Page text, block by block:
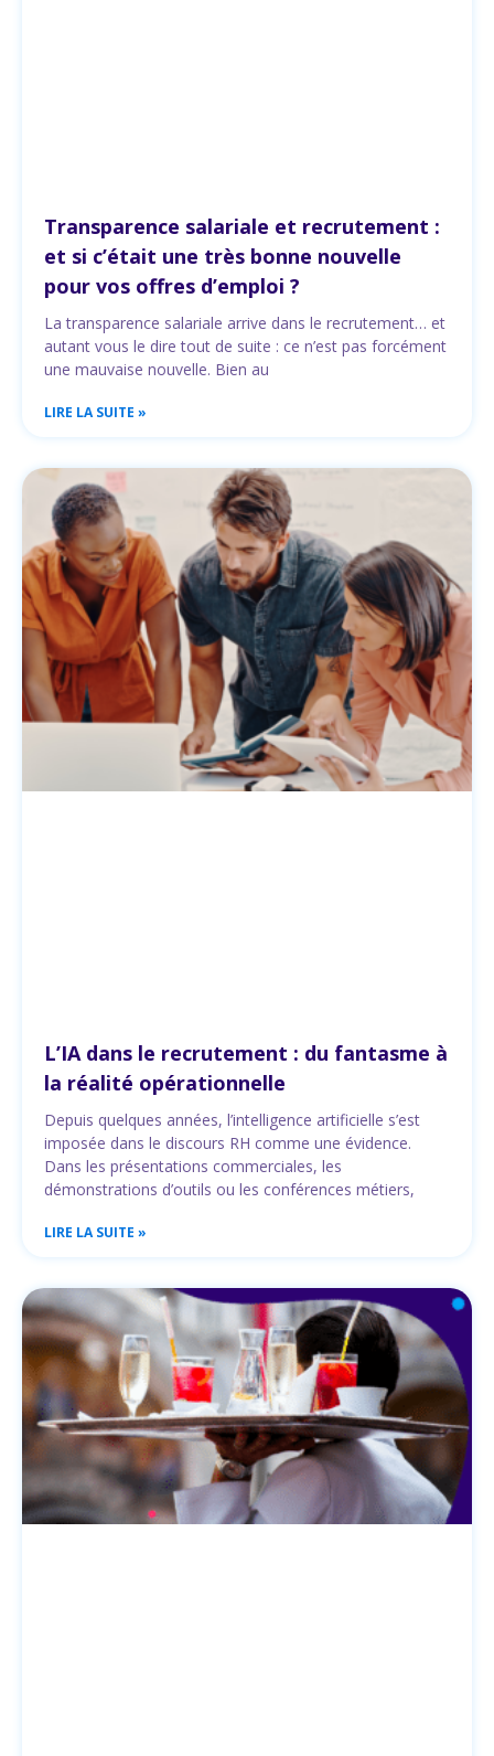
Transparence salariale et recrutement :
et si c’était une très bonne nouvelle
pour vos offres d’emploi ?
La transparence salariale arrive dans le recrutement… et
autant vous le dire tout de suite : ce n’est pas forcément
une mauvaise nouvelle. Bien au
LIRE LA SUITE »
L’IA dans le recrutement : du fantasme à
la réalité opérationnelle
Depuis quelques années, l’intelligence artificielle s’est
imposée dans le discours RH comme une évidence.
Dans les présentations commerciales, les
démonstrations d’outils ou les conférences métiers,
LIRE LA SUITE »